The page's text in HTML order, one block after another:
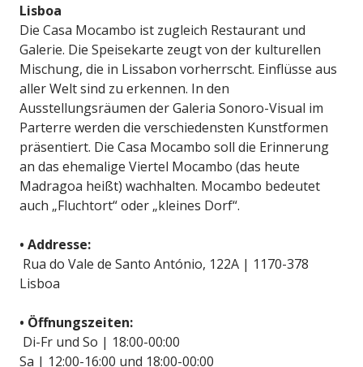
Lisboa
Die Casa Mocambo ist zugleich Restaurant und
Galerie. Die Speisekarte zeugt von der kulturellen
Mischung, die in Lissabon vorherrscht. Einflüsse aus
aller Welt sind zu erkennen. In den
Ausstellungsräumen der Galeria Sonoro-Visual im
Parterre werden die verschiedensten Kunstformen
präsentiert. Die Casa Mocambo soll die Erinnerung
an das ehemalige Viertel Mocambo (das heute
Madragoa heißt) wachhalten. Mocambo bedeutet
auch „Fluchtort“ oder „kleines Dorf“.
• Addresse:
Rua do Vale de Santo António, 122A | 1170-378
Lisboa
• Öffnungszeiten:
Di-Fr und So | 18:00-00:00
Sa | 12:00-16:00 und 18:00-00:00